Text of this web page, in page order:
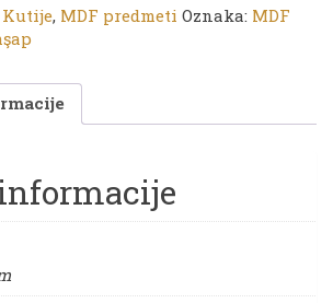
Kutije, MDF predmeti Oznaka: MDF